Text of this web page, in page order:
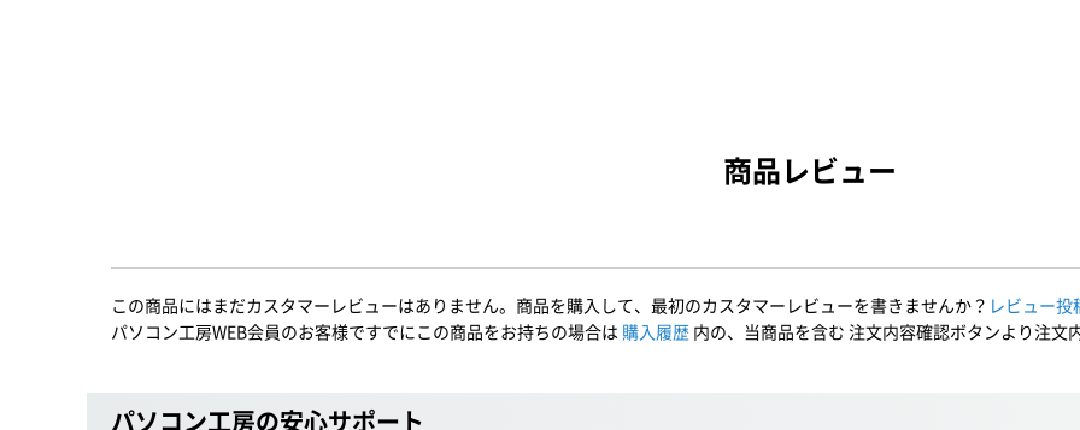
商品レビュー
この商品にはまだカスタマーレビューはありません。商品を購入して、最初のカスタマーレビューを書きませんか？ レビュー
パソコン工房WEB会員のお客様ですでにこの商品をお持ちの場合は 購入履歴 内の、当商品を含む 注文内容確認ボタンより注文
パソコン工房の安心サポート